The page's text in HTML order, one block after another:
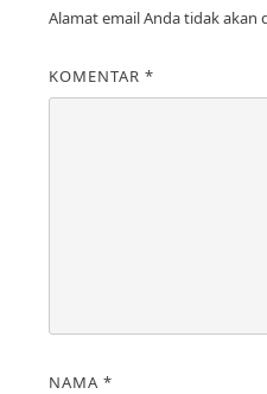
Alamat email Anda tidak akan
KOMENTAR*
NAMA*